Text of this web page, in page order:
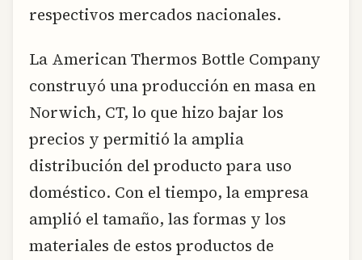
respectivos mercados nacionales.
La American Thermos Bottle Company
construyó una producción en masa en
Norwich, CT, lo que hizo bajar los
precios y permitió la amplia
distribución del producto para uso
doméstico. Con el tiempo, la empresa
amplió el tamaño, las formas y los
materiales de estos productos de